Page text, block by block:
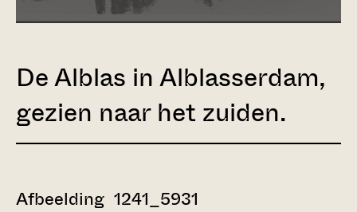
De Alblas in Alblasserdam,
gezien naar het zuiden.
Afbeelding 1241_5931